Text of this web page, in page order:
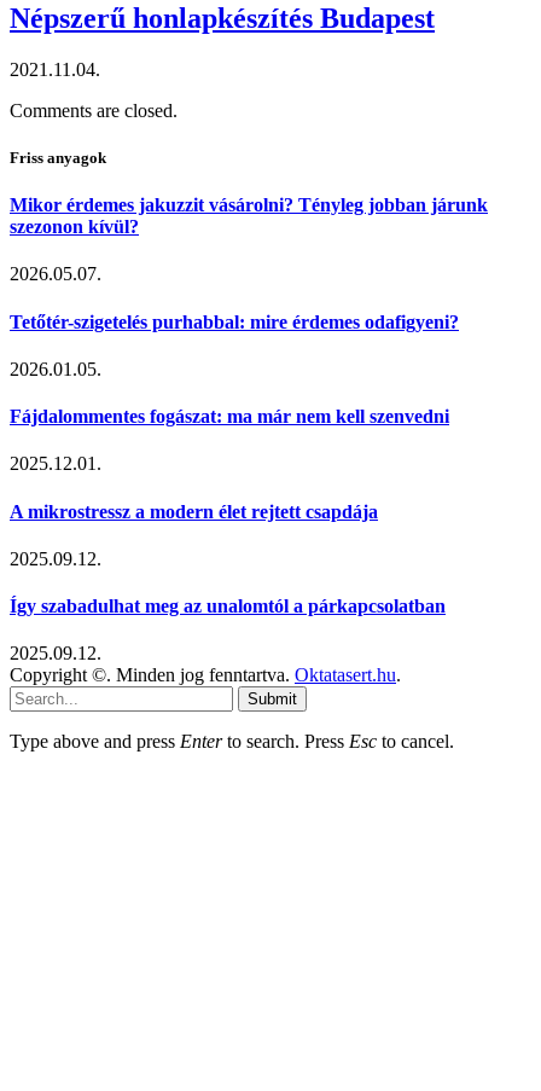
Népszerű honlapkészítés Budapest
2021.11.04.
Comments are closed.
Friss anyagok
Mikor érdemes jakuzzit vásárolni? Tényleg jobban járunk
szezonon kívül?
2026.05.07.
Tetőtér-szigetelés purhabbal: mire érdemes odafigyeni?
2026.01.05.
Fájdalommentes fogászat: ma már nem kell szenvedni
2025.12.01.
A mikrostressz a modern élet rejtett csapdája
2025.09.12.
Így szabadulhat meg az unalomtól a párkapcsolatban
2025.09.12.
Copyright ©. Minden jog fenntartva. Oktatasert.hu.
Submit
Type above and press Enterto search. Press Esc to cancel.